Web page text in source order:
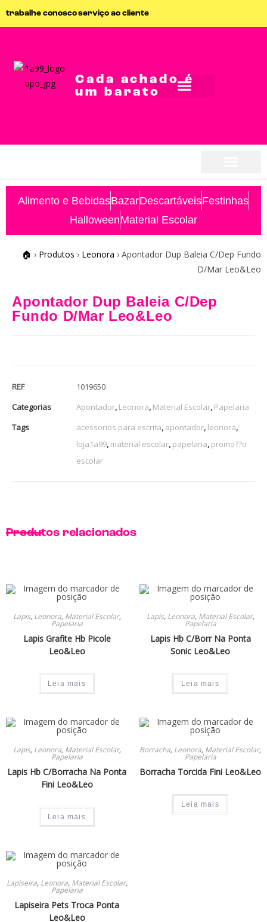
trabalhe conoscoserviço ao cliente
Cada achado é
um barato
Alimento e BebidasBazarDescartáveisFestinhas
HalloweenMaterial Escolar
🏠 › Produtos › Leonora › Apontador Dup Baleia C/Dep Fundo
D/Mar Leo&Leo
Apontador Dup Baleia C/Dep
Fundo D/Mar Leo&Leo
REF
1019650
Categorias
Apontador, Leonora, Material Escolar, Papelaria
Tags
acessorios para escrita, apontador, leonora,
loja1a99, material escolar, papelaria, promo??o
escolar
Produtos relacionados
Lapis, Leonora, Material Escolar,
Papelaria
Lapis Grafite Hb Picole
Leo&Leo
Leia mais
Lapis, Leonora, Material Escolar,
Papelaria
Lapis Hb C/Borr Na Ponta
Sonic Leo&Leo
Leia mais
Lapis, Leonora, Material Escolar,
Papelaria
Lapis Hb C/Borracha Na Ponta
Fini Leo&Leo
Leia mais
Borracha, Leonora, Material Escolar,
Papelaria
Borracha Torcida Fini Leo&Leo
Leia mais
Lapiseira, Leonora, Material Escolar,
Papelaria
Lapiseira Pets Troca Ponta
Leo&Leo